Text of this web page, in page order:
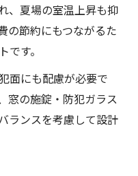
、夏場の室温上昇も抑
の節約にもつながるた
す。
面にも配慮が必要で
窓の施錠・防犯ガラス
ランスを考慮して設計